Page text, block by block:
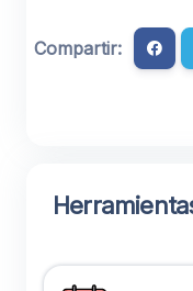
Compartir: